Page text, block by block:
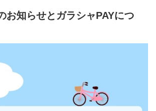
お知らせとガラシャPAYにつ